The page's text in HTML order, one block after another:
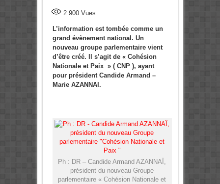
2 900Vues
L’information est tombée comme un
grand évènement national. Un
nouveau groupe parlementaire vient
d’être créé. Il s’agit de « Cohésion
Nationale et Paix » ( CNP ), ayant
pour président Candide Armand –
Marie AZANNAI.
Ph : DR – Candide Armand AZANNAÏ,
président du nouveau Groupe
parlementaire « Cohésion Nationale et